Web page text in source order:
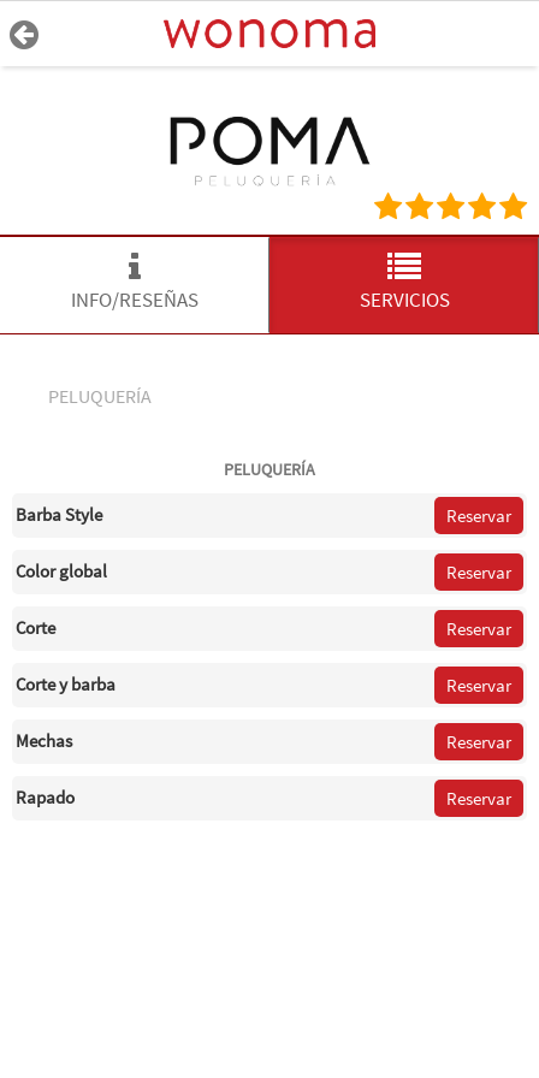
INFO/RESEÑAS SERVICIOS
PELUQUERÍA
PELUQUERÍA
Barba Style Reservar
Color global Reservar
Corte Reservar
Corte y barba Reservar
Mechas Reservar
Rapado Reservar